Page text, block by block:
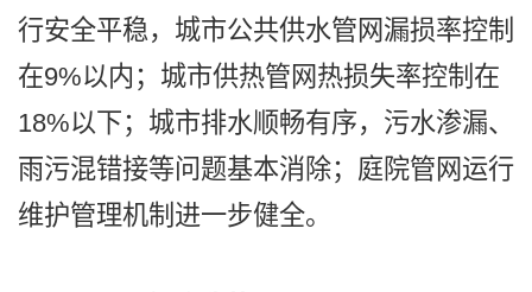
行安全平稳，城市公共供水管网漏损率控制
在9%以内；城市供热管网热损失率控制在
18%以下；城市排水顺畅有序，污水渗漏、
雨污混错接等问题基本消除；庭院管网运行
维护管理机制进一步健全。